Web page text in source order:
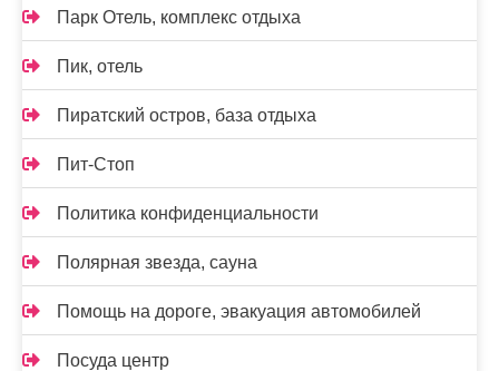
Парк Отель, комплекс отдыха
Пик, отель
Пиратский остров, база отдыха
Пит-Стоп
Политика конфиденциальности
Полярная звезда, сауна
Помощь на дороге, эвакуация автомобилей
Посуда центр